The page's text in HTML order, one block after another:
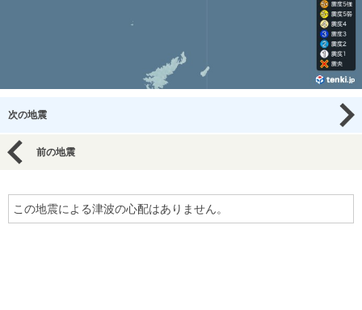
次の地震
前の地震
この地震による津波の心配はありません。